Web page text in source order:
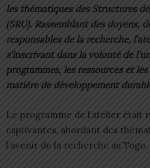
les thématiques des Structures
(SRU). Rassemblant des doyens,
responsables de la recherche,
s’inscrivant dans la volonté de
programmes, les ressources et
matière de développement
Le programme de l’atelier était
captivantes, abordant des
l’avenir de la recherche au Togo.